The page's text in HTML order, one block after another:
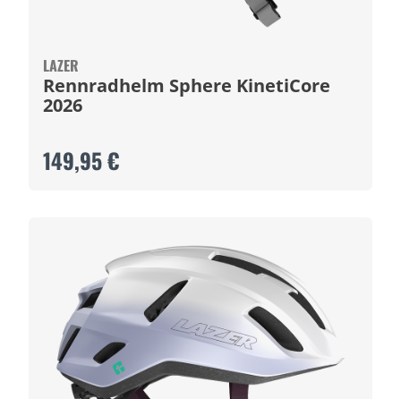
LAZER
Rennradhelm Sphere KinetiCore
2026
149,95 €